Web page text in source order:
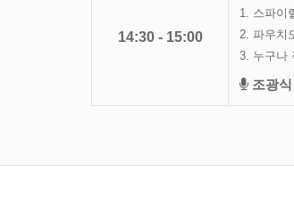
14:30 - 15:00
1. 스파이
2. 파우치
3. 누구나
조광